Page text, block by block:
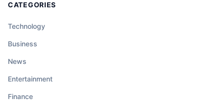
CATEGORIES
Technology
Business
News
Entertainment
Finance